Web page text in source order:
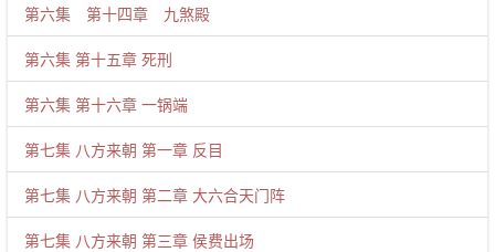
第六集 第十四章 九煞殿
第六集 第十五章 死刑
第六集 第十六章 一锅端
第七集 八方来朝 第一章 反目
第七集 八方来朝 第二章 大六合天门阵
第七集 八方来朝 第三章 侯费出场